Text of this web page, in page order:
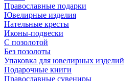
Православные подарки
Ювелирные изделия
Нательные кресты
Иконы-подвески
С позолотой
Без позолоты
Упаковка для ювелирных изделий
Подарочные книги
Православные сувениры